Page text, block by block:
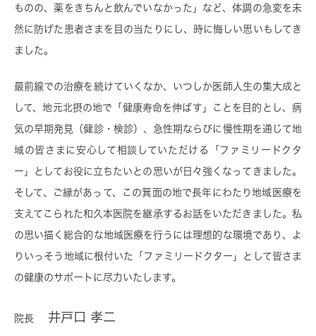
ものの、薬をきちんと飲んでいなかった」など、体調の急変を未
然に防げた患者さまを目の当たりにし、時に悔しい思いもしてき
ました。
最前線での治療を続けていくなか、いつしか医師人生の集大成と
して、地元北摂の地で「健康寿命を伸ばす」ことを目的とし、病
気の早期発見（健診・検診）、急性期ならびに慢性期を通じて地
域の皆さまに安心して相談していただける「ファミリードクタ
ー」としてお役に立ちたいとの思いが日々強くなってきました。
そして、ご縁があって、この箕面の地で長年にわたり地域医療を
支えてこられた和久本医院を継承するお話をいただきました。私
の思い描く総合的な地域医療を行うには理想的な環境であり、よ
りいっそう地域に根付いた「ファミリードクター」として皆さま
の健康のサポートに尽力いたします。
院長 井戸口 孝二